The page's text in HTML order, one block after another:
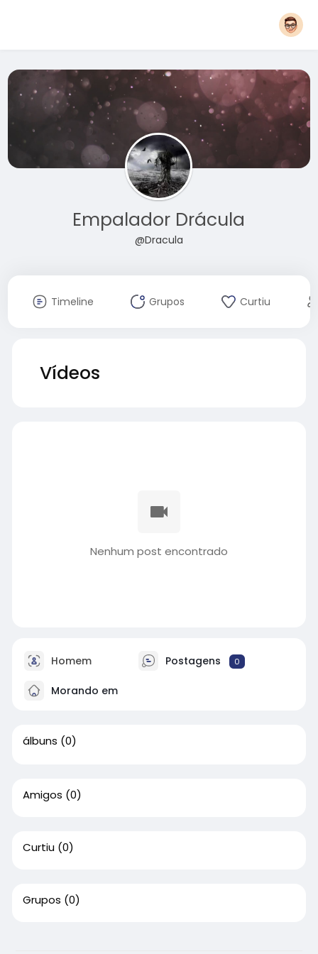
Empalador Drácula
@Dracula
Timeline Grupos Curtiu
Vídeos
Nenhum post encontrado
Homem Postagens 0
Morando em
álbuns (0)
Amigos (0)
Curtiu (0)
Grupos (0)